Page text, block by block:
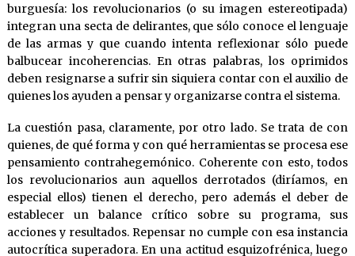
burguesía: los revolucionarios (o su imagen estereotipada)
integran una secta de delirantes, que sólo conoce el lenguaje
de las armas y que cuando intenta reflexionar sólo puede
balbucear incoherencias. En otras palabras, los oprimidos
deben resignarse a sufrir sin siquiera contar con el auxilio de
quienes los ayuden a pensar y organizarse contra el sistema.
La cuestión pasa, claramente, por otro lado. Se trata de con
quienes, de qué forma y con qué herramientas se procesa ese
pensamiento contrahegemónico. Coherente con esto, todos
los revolucionarios aun aquellos derrotados (diríamos, en
especial ellos) tienen el derecho, pero además el deber de
establecer un balance crítico sobre su programa, sus
acciones y resultados. Repensar no cumple con esa instancia
autocrítica superadora. En una actitud esquizofrénica, luego